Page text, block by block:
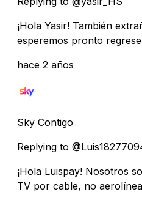
¡Hola Yasir! También
esperemos pronto
hace 2 años
Sky Contigo
Replying to
¡Hola Luispay! Nosotros
TV por cable, no